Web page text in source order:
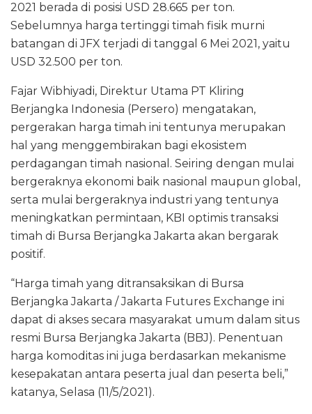
2021 berada di posisi USD 28.665 per ton.
Sebelumnya harga tertinggi timah fisik murni
batangan di JFX terjadi di tanggal 6 Mei 2021, yaitu
USD 32.500 per ton.
Fajar Wibhiyadi, Direktur Utama PT Kliring
Berjangka Indonesia (Persero) mengatakan,
pergerakan harga timah ini tentunya merupakan
hal yang menggembirakan bagi ekosistem
perdagangan timah nasional. Seiring dengan mulai
bergeraknya ekonomi baik nasional maupun global,
serta mulai bergeraknya industri yang tentunya
meningkatkan permintaan, KBI optimis transaksi
timah di Bursa Berjangka Jakarta akan bergarak
positif.
“Harga timah yang ditransaksikan di Bursa
Berjangka Jakarta / Jakarta Futures Exchange ini
dapat di akses secara masyarakat umum dalam situs
resmi Bursa Berjangka Jakarta (BBJ). Penentuan
harga komoditas ini juga berdasarkan mekanisme
kesepakatan antara peserta jual dan peserta beli,”
katanya, Selasa (11/5/2021).